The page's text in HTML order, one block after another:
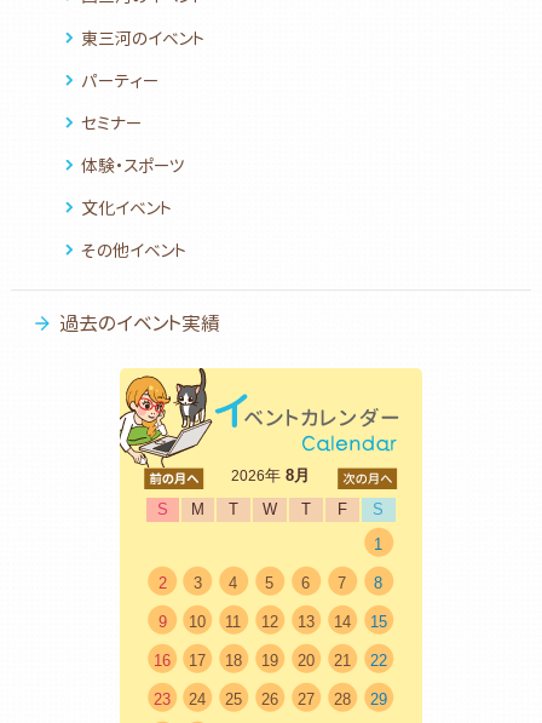
東三河のイベント
パーティー
セミナー
体験・スポーツ
文化イベント
その他イベント
過去のイベント実績
2026年8月
S
M T W T F
S
1
2 3 4 5 6 7 8
9 10 11 12 13 14 15
16 17 18 19 20 21 22
23 24 25 26 27 28 29